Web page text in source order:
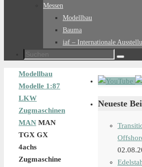
Messen
Modellbau
Bauma
iaf – Internationale
Suchen
Suchen
Start
Modellbau
Modelle 1:87
LKW
Zugmaschinen
MAN MAN
TGX GX
4achs
Zugmaschine
Neueste